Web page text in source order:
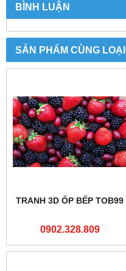
BÌNH LUẬN
SẢN PHẨM CÙNG LOẠI
TRANH 3D ỐP BẾP TOB99
0902.328.809